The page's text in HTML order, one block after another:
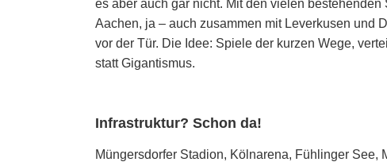
es aber auch gar nicht. Mit den vielen
Aachen, ja – auch zusammen mit Leverkusen und
vor der Tür. Die Idee: Spiele der kurzen Wege,
statt Gigantismus.
Infrastruktur? Schon da!
Müngersdorfer Stadion, Kölnarena, Fühlinger See,